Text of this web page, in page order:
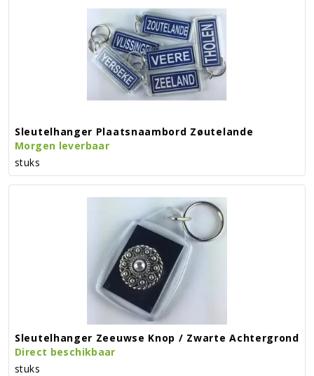
Sleutelhanger Plaatsnaambord Zøutelande
Morgen leverbaar
stuks
Sleutelhanger Zeeuwse Knop / Zwarte Achtergrond
Direct beschikbaar
stuks